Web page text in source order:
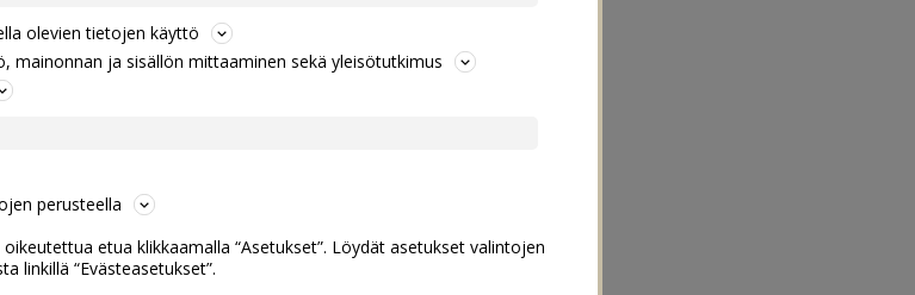
olevien tietojen käyttö
mainonnan ja sisällön mittaaminen sekä yleisötutkimus
perusteella
etua klikkaamalla “Asetukset”. Löydät asetukset valintojen
linkillä “Evästeasetukset”.